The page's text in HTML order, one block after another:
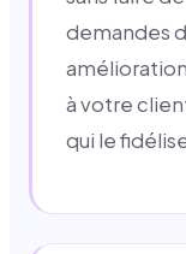
demandes
à votre
qui le